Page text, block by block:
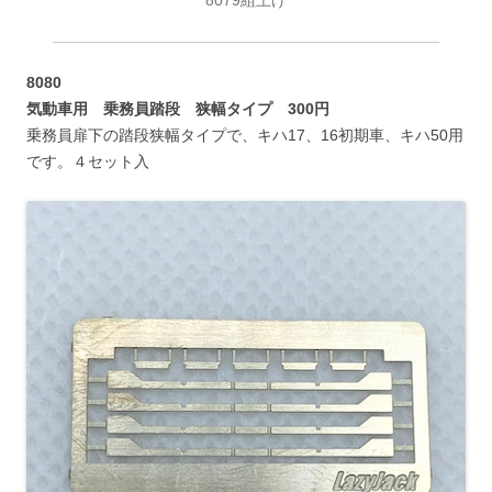
8080
気動車用 乗務員踏段 狭幅タイプ 300円
乗務員扉下の踏段狭幅タイプで、キハ17、16初期車、キハ50用
です。４セット入